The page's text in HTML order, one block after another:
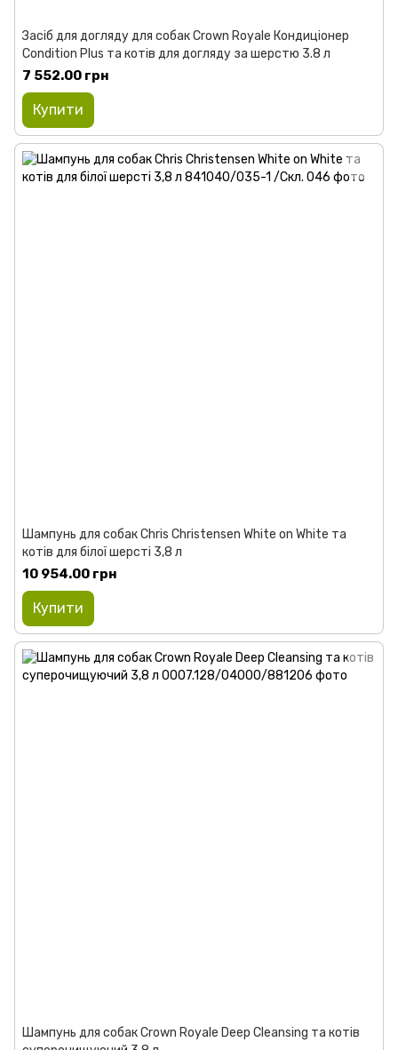
Засіб для догляду для собак Crown Royale Кондиціонер
Condition Plus та котів для догляду за шерстю 3.8 л
7 552.00 грн
Купити
Шампунь для собак Chris Christensen White on White та
котів для білої шерсті 3,8 л
10 954.00 грн
Купити
Шампунь для собак Crown Royale Deep Cleansing та котів